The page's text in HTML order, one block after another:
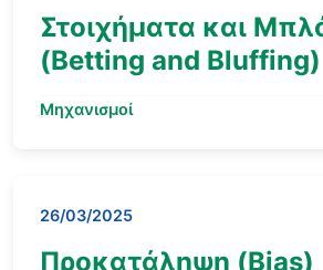
Στοιχήματα και
(Betting and Bluffing)
Μηχανισμοί
26/03/2025
Προκατάληψη (Bias)